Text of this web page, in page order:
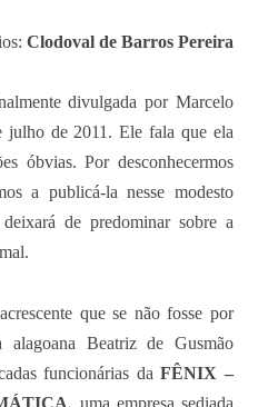
Clodoval de Barros Pereira
divulgada por Marcelo
julho de 2011. Ele fala que ela
óbvias. Por desconhecermos
a publicá-la nesse modesto
de predominar sobre a
que se não fosse por
alagoana Beatriz de Gusmão
funcionárias daFÊNIX –
, uma empresa sediada